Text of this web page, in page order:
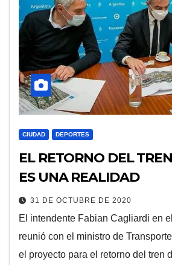
CIUDAD DEPORTES
EL RETORNO DEL
ES UNA REALIDAD
31 DE OCTUBRE DE 2020
El intendente Fabian Cagliardi en
reunió con el ministro de
el proyecto para el retorno del tren